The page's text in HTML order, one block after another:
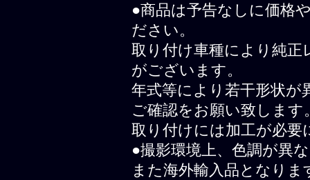
●商品は予告なしに価格
ださい。
取り付け車種により純正
がございます。
年式等により若干形状が
ご確認をお願い致します
取り付けには加工が必要
●撮影環境上、色調が異
また海外輸入品となり